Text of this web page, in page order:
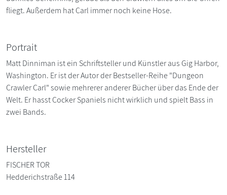
fliegt. Außerdem hat Carl immer noch keine Hose.
Portrait
Matt Dinniman ist ein Schriftsteller und Künstler aus Gig Harbor,
Washington. Er ist der Autor der Bestseller-Reihe "Dungeon
Crawler Carl" sowie mehrerer anderer Bücher über das Ende der
Welt. Er hasst Cocker Spaniels nicht wirklich und spielt Bass in
zwei Bands.
Hersteller
FISCHER TOR
Hedderichstraße 114